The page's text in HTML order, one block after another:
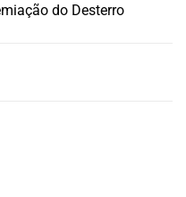
do Desterro